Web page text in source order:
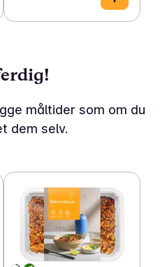
måltider som om du
dem selv.